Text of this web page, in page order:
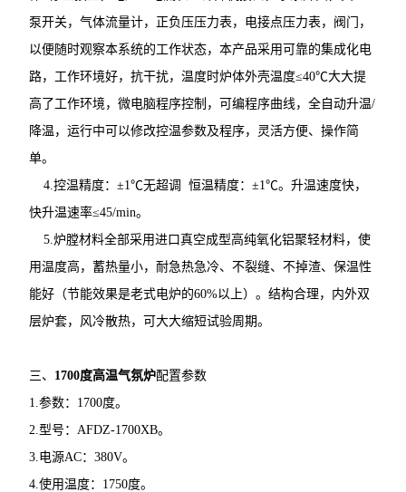
泵开关，气体流量计，正负压压力表，电接点压力表，阀门，
以便随时观察本系统的工作状态，本产品采用可靠的集成化电
路，工作环境好，抗干扰，温度时炉体外壳温度≤40℃大大提
高了工作环境，微电脑程序控制，可编程序曲线，全自动升温/
降温，运行中可以修改控温参数及程序，灵活方便、操作简
单。
4.控温精度：±1℃无超调 恒温精度：±1℃。升温速度快，
快升温速率≤45/min。
5.炉膛材料全部采用进口真空成型高纯氧化铝聚轻材料，使
用温度高，蓄热量小，耐急热急冷、不裂缝、不掉渣、保温性
能好（节能效果是老式电炉的60%以上）。结构合理，内外双
层炉套，风冷散热，可大大缩短试验周期。
三、 1700度高温气氛炉配置参数
1.参数：1700度。
2.型号：AFDZ-1700XB。
3.电源AC：380V。
4.使用温度：1750度。